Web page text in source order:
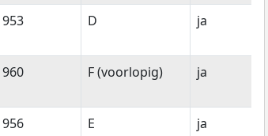
D ja
F (voorlopig) ja
E
ja